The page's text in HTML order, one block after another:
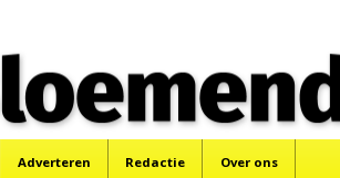
Adverteren Redactie Over ons